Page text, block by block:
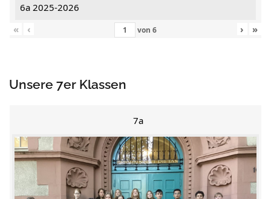
6a 2025-2026
«
‹ von 6 › »
Unsere 7er Klassen
7a